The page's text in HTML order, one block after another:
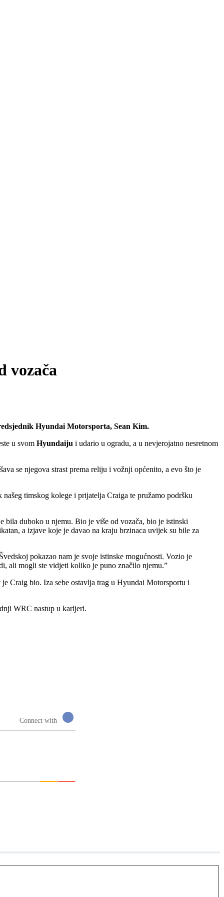
vozača
Hyundai Motorsporta, Sean Kim.
u svom Hyundaiju i udario u ogradu, a u nevjerojatno nesretnom
se njegova strast prema reliju i vožnji općenito, a evo što je
timskog kolege i prijatelja Craiga te pružamo podršku
bila duboko u njemu. Bio je više od vozača, bio je istinski
a izjave koje je davao na kraju brzinaca uvijek su bile za
pokazao nam je svoje istinske mogućnosti. Vozio je
ali mogli ste vidjeti koliko je puno značilo njemu.”
Craig bio. Iza sebe ostavlja trag u Hyundai Motorsportu i
WRC nastup u karijeri.
Connect with